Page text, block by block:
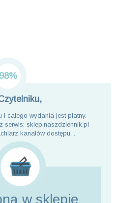
98%
i całego wydania jest płatny.
serwis: sklep.naszdziennik.pl
kanałów dostępu. .
w sklepie